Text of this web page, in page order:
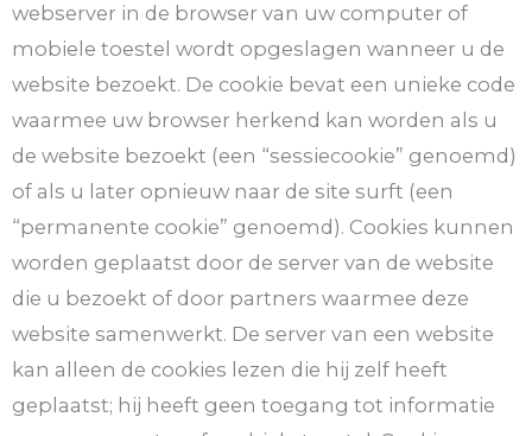
webserver in de browser van uw computer of
mobiele toestel wordt opgeslagen wanneer u de
website bezoekt. De cookie bevat een unieke code
waarmee uw browser herkend kan worden als u
de website bezoekt (een “sessiecookie” genoemd)
of als u later opnieuw naar de site surft (een
“permanente cookie” genoemd). Cookies kunnen
worden geplaatst door de server van de website
die u bezoekt of door partners waarmee deze
website samenwerkt. De server van een website
kan alleen de cookies lezen die hij zelf heeft
geplaatst; hij heeft geen toegang tot informatie